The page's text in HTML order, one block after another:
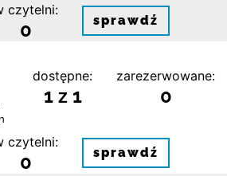
czytelni:
0 sprawdź
dostępne:
1 z 1
zarezerwowane:
0
czytelni:
0 sprawdź